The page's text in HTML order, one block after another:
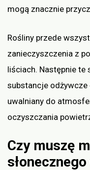
mogą znacznie
Rośliny przede
zanieczyszczenia z
liściach. Następnie te
substancje
uwalniany do
oczyszczania
Czy muszę